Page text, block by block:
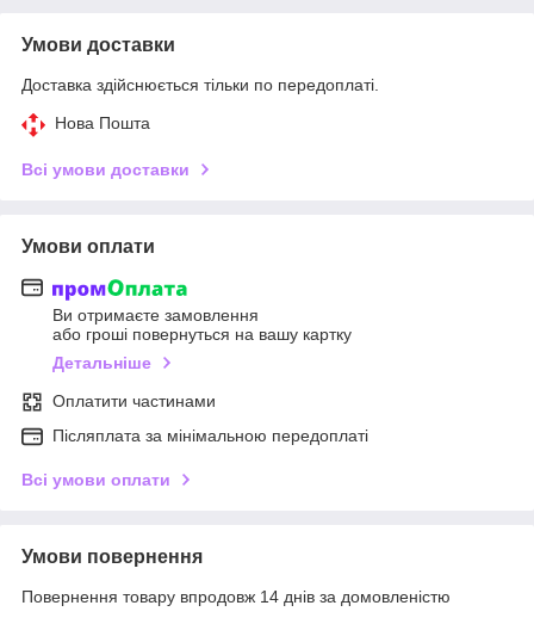
Умови доставки
Доставка здійснюється тільки по передоплаті.
Нова Пошта
Всі умови доставки
Умови оплати
Ви отримаєте замовлення
або гроші повернуться на вашу картку
Детальніше
Оплатити частинами
Післяплата за мінімальною передоплаті
Всі умови оплати
Умови повернення
Повернення товару впродовж 14 днів за домовленістю